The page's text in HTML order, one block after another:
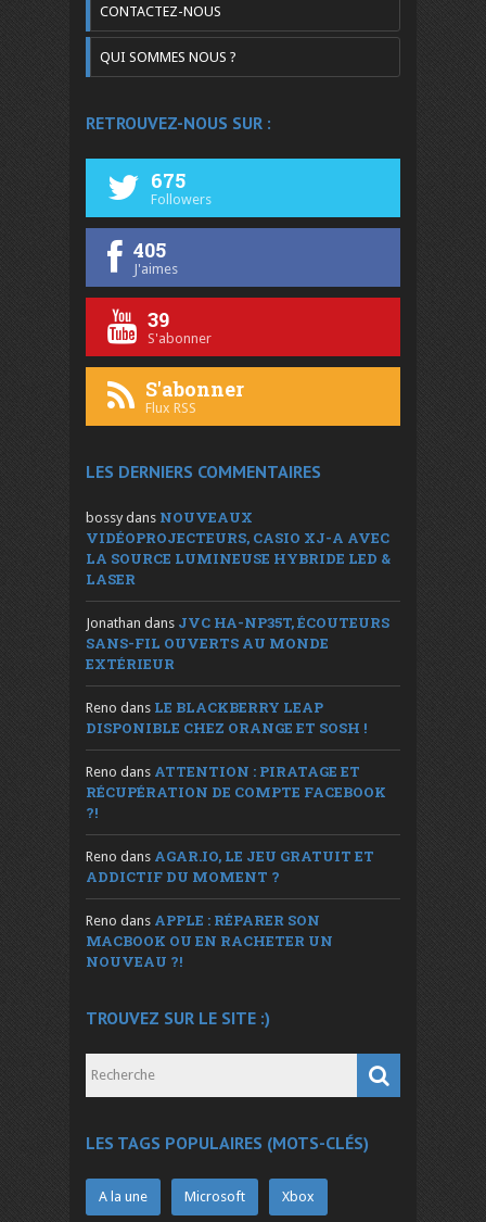
CONTACTEZ-NOUS
QUI SOMMES NOUS ?
RETROUVEZ-NOUS SUR :
675
Followers
405
J'aimes
39
S'abonner
S'abonner
Flux RSS
LES DERNIERS COMMENTAIRES
bossy dans NOUVEAUX
VIDÉOPROJECTEURS, CASIO XJ-A AVEC
LA SOURCE LUMINEUSE HYBRIDE LED &
LASER
Jonathan dans JVC HA-NP35T, ÉCOUTEURS
SANS-FIL OUVERTS AU MONDE
EXTÉRIEUR
Reno dans LE BLACKBERRY LEAP
DISPONIBLE CHEZ ORANGE ET SOSH !
Reno dans ATTENTION : PIRATAGE ET
RÉCUPÉRATION DE COMPTE FACEBOOK
?!
Reno dans AGAR.IO, LE JEU GRATUIT ET
ADDICTIF DU MOMENT ?
Reno dans APPLE : RÉPARER SON
MACBOOK OU EN RACHETER UN
NOUVEAU ?!
TROUVEZ SUR LE SITE :)
LES TAGS POPULAIRES (MOTS-CLÉS)
A la une Microsoft Xbox